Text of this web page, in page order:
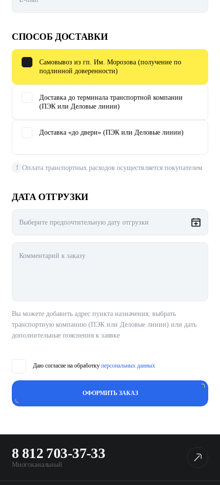
СПОСОБ ДОСТАВКИ
Самовывоз из гп. Им. Морозова (получение по
подлинной доверенности)
Доставка до терминала транспортной компании
(ПЭК или Деловые линии)
Доставка «до двери» (ПЭК или Деловые линии)
! Оплата транспортных расходов осуществляется покупателем
ДАТА ОТГРУЗКИ
Вы можете добавить адрес пункта назначения, выбрать
транспортную компанию (ПЭК или Деловые линии) или дать
дополнительные пояснения к заявке
Даю согласие на обработку персональных данных
ОФОРМИТЬ ЗАКАЗ
ОФОРМИТЬ ЗАКАЗ
8 812 703-37-33
Многоканальный